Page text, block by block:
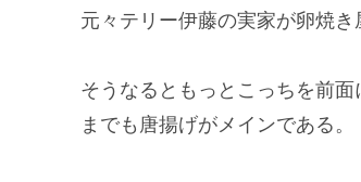
元々テリー伊藤の実家が卵焼き
そうなるともっとこっちを前
までも唐揚げがメインである。